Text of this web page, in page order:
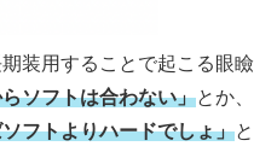
装用することで起こる眼瞼
ソフトは合わない」とか、
フトよりハードでしょ」と